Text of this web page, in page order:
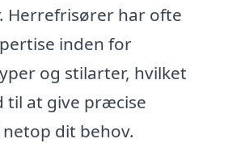
Herrefrisører har ofte
inden for
og stilarter, hvilket
til at give præcise
dit behov.